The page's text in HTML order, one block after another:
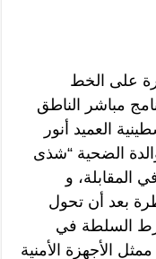
على الخط
مباشر الناطق
العميد أنور
الضحية “شذى
المقابلة، و
بعد أن تحول
السلطة في
الأجهزة الأمنية